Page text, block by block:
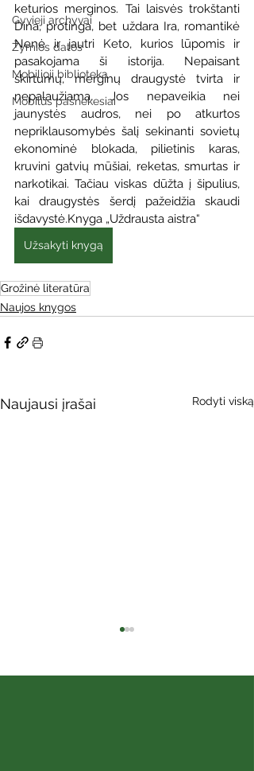
Gyvieji archyvai
Žymios datos
Mobilioji biblioteka
Mobilūs pašnekesiai
keturios merginos. Tai laisvės trokštanti
Dina, protinga, bet uždara Ira, romantikė
Nenė ir jautri Keto, kurios lūpomis ir
pasakojama ši istorija. Nepaisant
skirtumų, merginų draugystė tvirta ir
nepalaužiama. Jos nepaveikia nei
jaunystės audros, nei po atkurtos
nepriklausomybės šalį sekinanti sovietų
ekonominė blokada, pilietinis karas,
kruvini gatvių mūšiai, reketas, smurtas ir
narkotikai. Tačiau viskas dūžta į šipulius,
kai draugystės šerdį pažeidžia skaudi
išdavystė.Knyga „Uždrausta aistra“
Užsakyti knygą
Grožinė literatūra
Naujos knygos
Naujausi įrašai Rodyti viską